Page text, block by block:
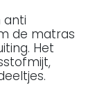
anti
de matras
Het